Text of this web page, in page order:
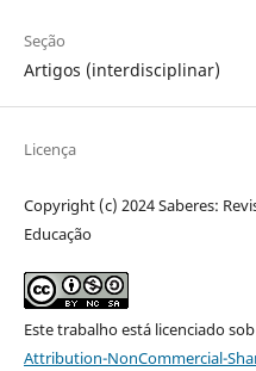
Seção
Artigos (interdisciplinar)
Licença
Copyright (c) 2024 Saberes:
Educação
Este trabalho está licenciado
Attribution-NonCommercial-